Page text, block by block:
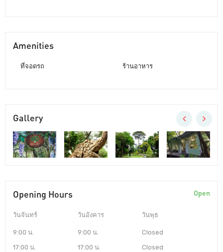
Amenities
ที่จอดรถ ร้านอาหาร
Gallery
Opening Hours Open
วันจันทร์
9:00 น.
17:00 น.
วันอังคาร
9:00 น.
17:00 น.
วันพุธ
Closed
Closed